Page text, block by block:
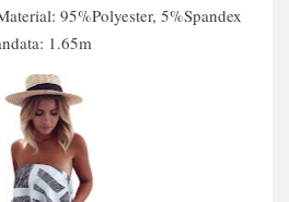
95%Polyester, 5%Spandex
1.65m